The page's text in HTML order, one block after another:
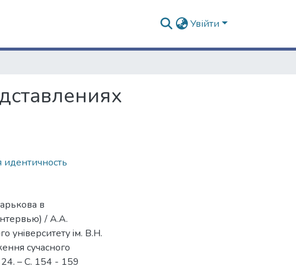
Увійти
идентичность
в
/ А.А.
унiверситету iм. В.Н.
сучасного
24. – С. 154 - 159